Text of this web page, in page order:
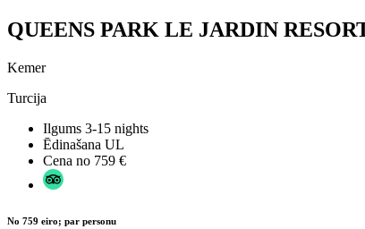
QUEENS PARK LE JARDIN
Kemer
Turcija
Ilgums 3-15 nights
Ēdinašana UL
Cena no 759 €
No 759 eiro; par personu